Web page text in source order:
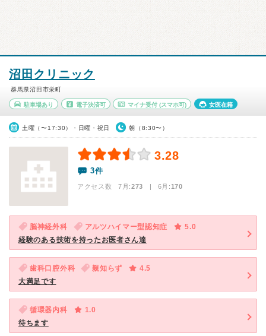
沼田クリニック
群馬県沼田市栄町
駐車場あり 電子決済可 マイナ受付 (スマホ可) 女医在籍
土曜（〜17:30）・日曜・祝日 朝（8:30〜）
3.28
3件
アクセス数 7月:273 | 6月:170
脳神経外科 アルツハイマー型認知症
5.0
経験のある技術を持ったお医者さん達
歯科口腔外科 親知らず
4.5
大満足です
循環器内科
1.0
待ちます